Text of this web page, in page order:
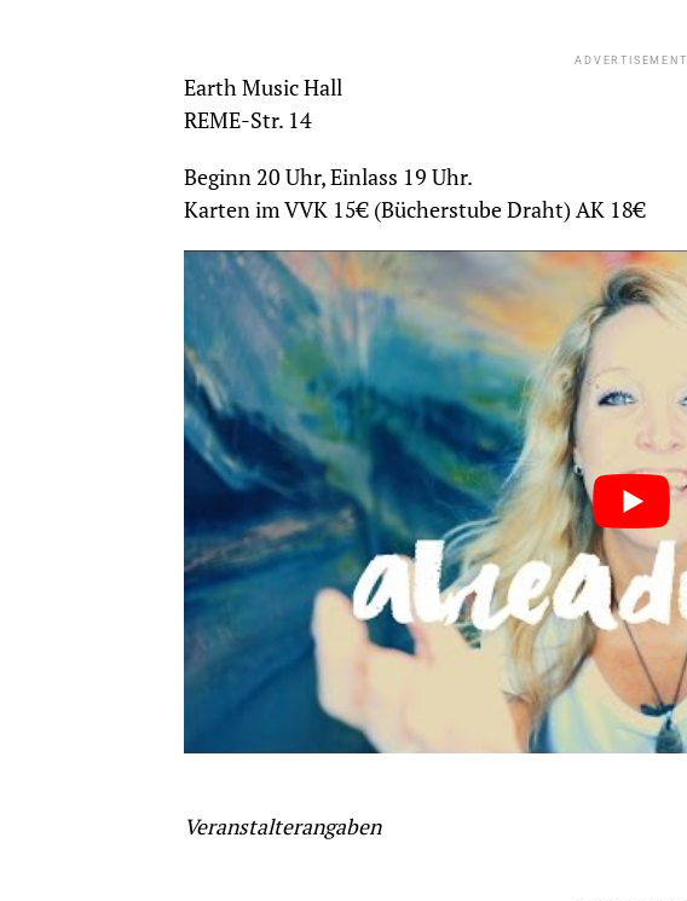
ADVERTISEMENT
Earth Music Hall
REME-Str. 14
Beginn 20 Uhr, Einlass 19 Uhr.
Karten im VVK 15€ (Bücherstube Draht) AK 18€
Veranstalterangaben